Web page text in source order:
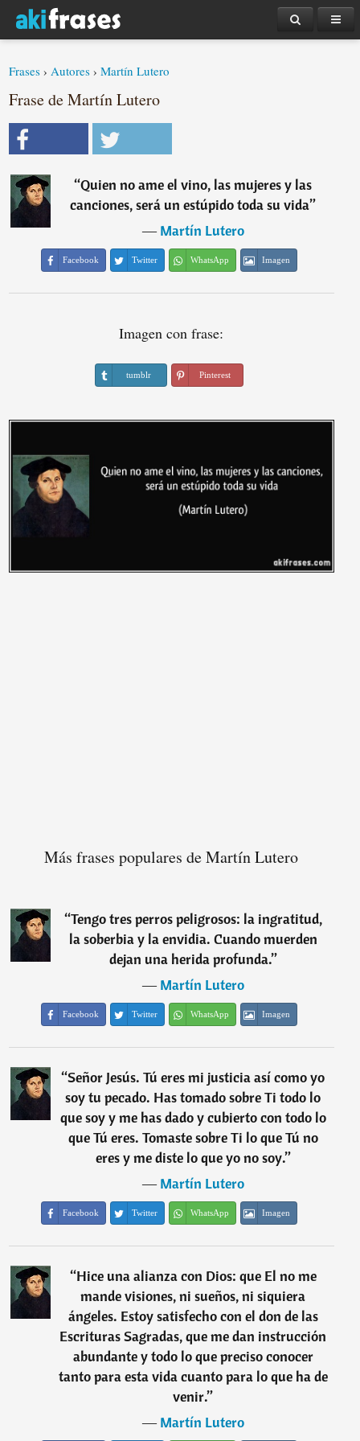
Frases ›Autores ›Martín Lutero
Frase de Martín Lutero
“Quien no ame el vino, las mujeres y las
canciones, será un estúpido toda su vida”
―Martín Lutero
Facebook Twitter WhatsApp Imagen
Imagen con frase:
tumblr Pinterest
Más frases populares de Martín Lutero
“Tengo tres perros peligrosos: la ingratitud,
la soberbia y la envidia. Cuando muerden
dejan una herida profunda.”
―Martín Lutero
Facebook Twitter WhatsApp Imagen
“Señor Jesús. Tú eres mi justicia así como yo
soy tu pecado. Has tomado sobre Ti todo lo
que soy y me has dado y cubierto con todo lo
que Tú eres. Tomaste sobre Ti lo que Tú no
eres y me diste lo que yo no soy.”
―Martín Lutero
Facebook Twitter WhatsApp Imagen
“Hice una alianza con Dios: que El no me
mande visiones, ni sueños, ni siquiera
ángeles. Estoy satisfecho con el don de las
Escrituras Sagradas, que me dan instrucción
abundante y todo lo que preciso conocer
tanto para esta vida cuanto para lo que ha de
venir.”
―Martín Lutero